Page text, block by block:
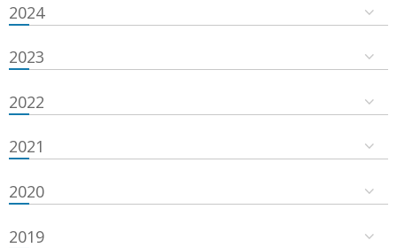
2024
2023
2022
2021
2020
2019